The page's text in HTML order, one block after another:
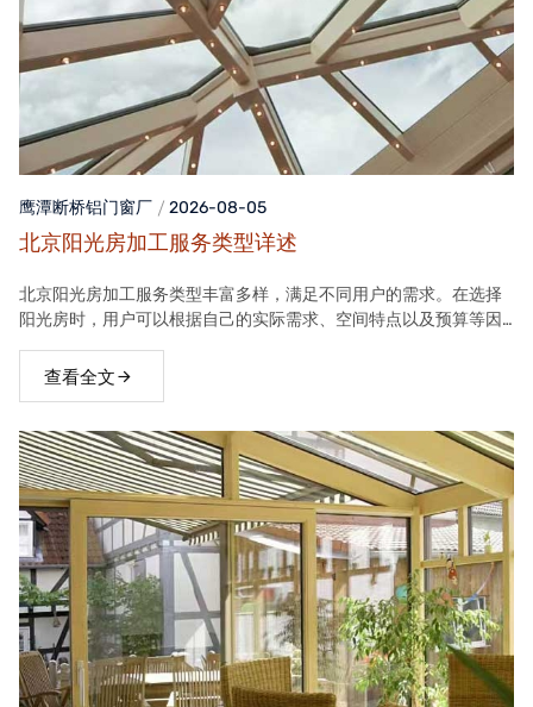
鹰潭断桥铝门窗厂 2026-08-05
北京阳光房加工服务类型详述
北京阳光房加工服务类型丰富多样，满足不同用户的需求。在选择
阳光房时，用户可以根据自己的实际需求、空间特点以及预算等因
查看全文